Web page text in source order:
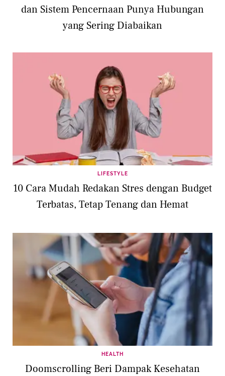
dan Sistem Pencernaan Punya Hubungan
yang Sering Diabaikan
LIFESTYLE
10 Cara Mudah Redakan Stres dengan Budget
Terbatas, Tetap Tenang dan Hemat
HEALTH
Doomscrolling Beri Dampak Kesehatan